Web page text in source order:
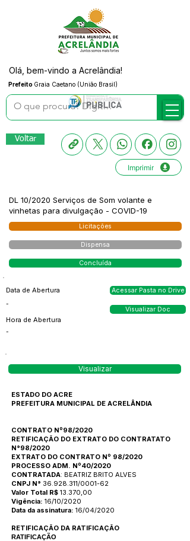
Prefeito Graia Caetano (União Brasil)
Olá, bem-vindo a Acrelândia!
Voltar
Imprimir
DL 10/2020 Serviços de Som volante e
vinhetas para divulgação - COVID-19
Licitações
Dispensa
Concluída
Data de Abertura
-
Hora de Abertura
-
Acessar Pasta no Drive
Visualizar Doc
Visualizar
ESTADO DO ACRE
PREFEITURA MUNICIPAL DE ACRELÂNDIA
CONTRATO Nº98/2020
RETIFICAÇÃO DO EXTRATO DO CONTRATATO
N°98/2020
EXTRATO DO CONTRATO Nº 98/2020
PROCESSO ADM. Nº40/2020
CONTRATADA: BEATRIZ BRITO ALVES
CNPJ N° 36.928.311/0001-62
Valor Total R$ 13.370,00
Vigência: 16/10/2020
Data da assinatura: 16/04/2020
RETIFICAÇÃO DA RATIFICAÇÃO
RATIFICAÇÃO